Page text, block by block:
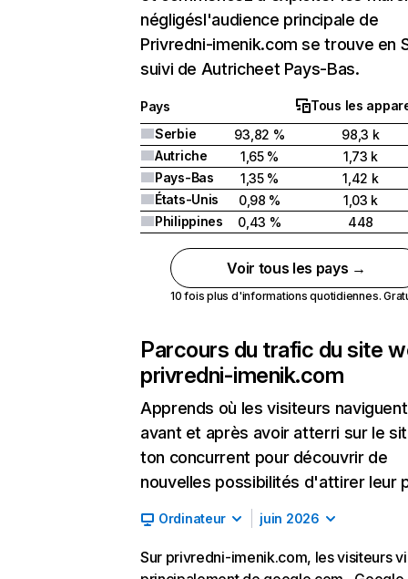
négligésl'audience principale de
Privredni-imenik.com se trouve en
suivi de Autricheet Pays-Bas.
Pays
Tous les
Serbie
93,82 %
98,3 k
Autriche
1,65 %
1,73 k
Pays-Bas
1,35 %
1,42 k
États-Unis
0,98 %
1,03 k
Philippines
0,43 % 448
Voir tous les pays →
10 fois plus d'informations quotidiennes.
Parcours du trafic du site
privredni-imenik.com
Apprends où les visiteurs naviguent
avant et après avoir atterri sur le
ton concurrent pour découvrir de
nouvelles possibilités d'attirer leur
Ordinateur juin 2026
Sur privredni-imenik.com, les visiteurs